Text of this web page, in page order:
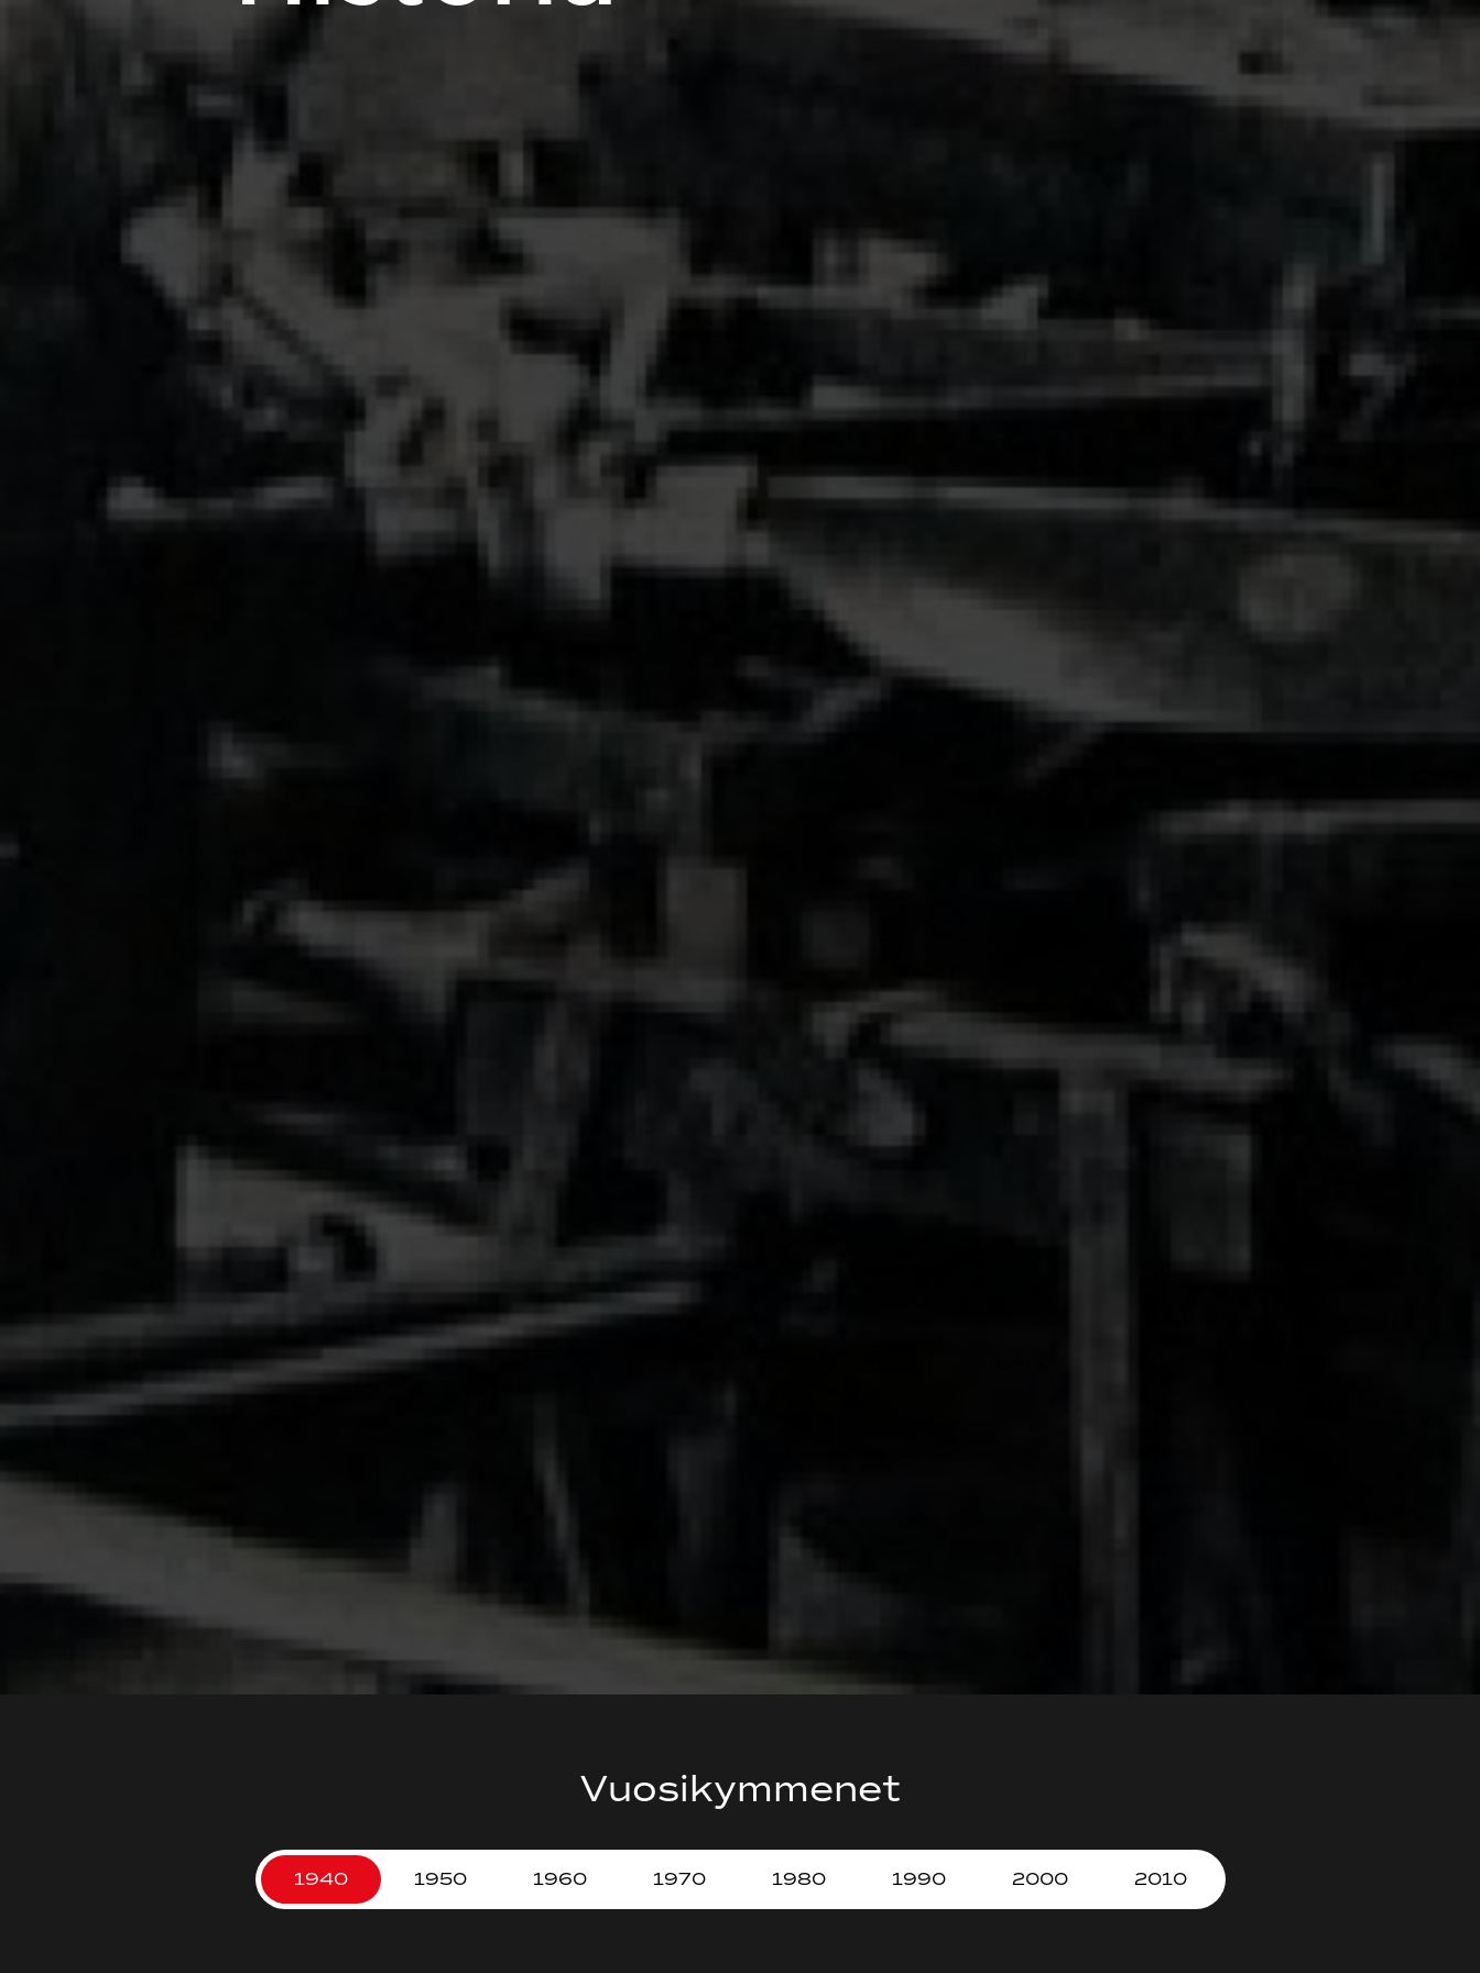
Vuosikymmenet
1940 1950 1960 1970 1980 1990 2000 2010